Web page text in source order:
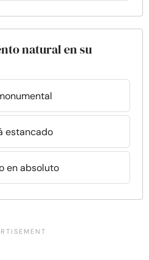
natural en su
estancado
en absoluto